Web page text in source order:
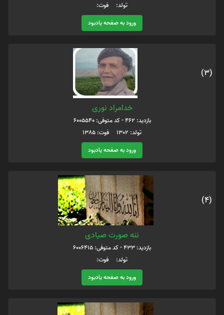
تولد: فوت:
ورود به صفحه یادبود
(3)
خدامراد نوری
بازدید: 462 - کد متوفی: 6005540
تولد: 1302 فوت: 1385
ورود به صفحه یادبود
(4)
ننه صورت صیادی
بازدید: 433 - کد متوفی: 6006415
تولد: فوت:
ورود به صفحه یادبود